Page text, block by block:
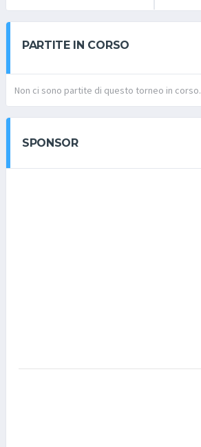
PARTITE IN CORSO
Non ci sono partite di questo torneo in corso.
SPONSOR